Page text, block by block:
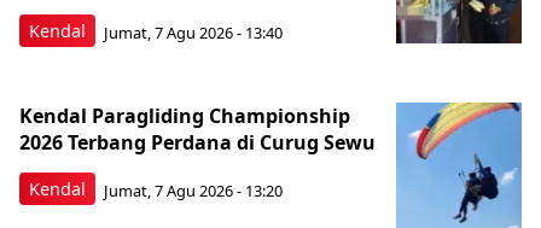
Kendal Jumat, 7 Agu 2026 - 13:40
Kendal
Kendal Paragliding Championship
2026 Terbang Perdana di Curug Sewu
Jumat, 7 Agu 2026 - 13:20